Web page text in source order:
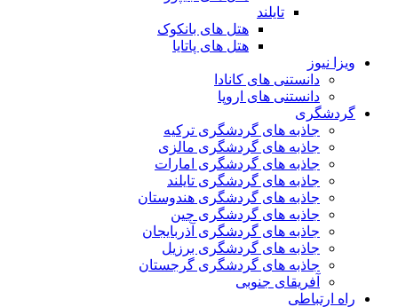
تایلند
هتل های بانکوک
هتل های پاتایا
ویزا نیوز
دانستنی های کانادا
دانستنی های اروپا
گردشگری
جاذبه های گردشگری ترکیه
جاذبه های گردشگری مالزی
جاذبه های گردشگری امارات
جاذبه های گردشگری تایلند
جاذبه های گردشگری هندوستان
جاذبه های گردشگری چین
جاذبه های گردشگری آذربایجان
جاذبه های گردشگری برزیل
جاذبه های گردشگری گرجستان
آفریقای جنوبی
راه ارتباطی